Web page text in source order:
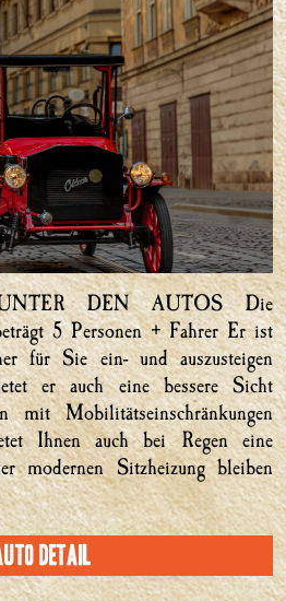
DEN AUTOS Die
5 Personen + Fahrer Er ist
für Sie ein- und auszusteigen
er auch eine bessere Sicht
mit Mobilitätseinschränkungen
Ihnen auch bei Regen eine
modernen Sitzheizung bleiben
Detail